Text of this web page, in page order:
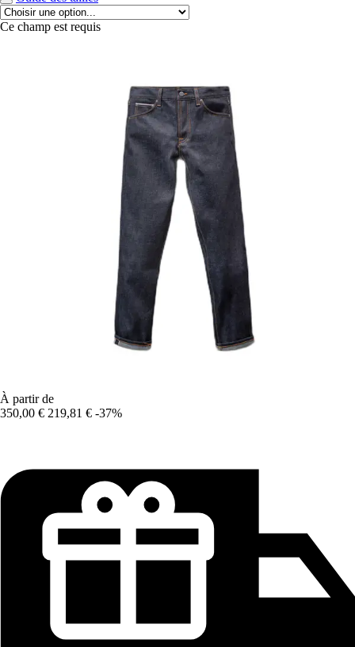
Ce champ est requis
À partir de
350,00 € 219,81 € -37%